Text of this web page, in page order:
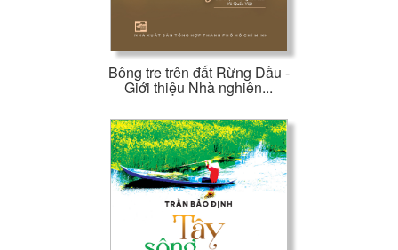
Bông tre trên đất Rừng Dầu -
Giới thiệu Nhà nghiên...